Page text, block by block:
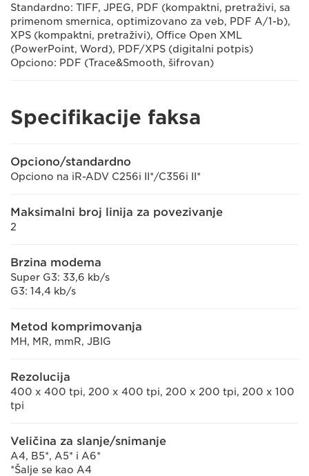
Standardno: TIFF, JPEG, PDF (kompaktni, pretraživi, sa
primenom smernica, optimizovano za veb, PDF A/1-b),
XPS (kompaktni, pretraživi), Office Open XML
(PowerPoint, Word), PDF/XPS (digitalni potpis)
Opciono: PDF (Trace&Smooth, šifrovan)
Specifikacije faksa
Opciono/standardno
Opciono na iR-ADV C256i II*/C356i II*
Maksimalni broj linija za povezivanje
2
Brzina modema
Super G3: 33,6 kb/s
G3: 14,4 kb/s
Metod komprimovanja
MH, MR, mmR, JBIG
Rezolucija
400 x 400 tpi, 200 x 400 tpi, 200 x 200 tpi, 200 x 100
tpi
Veličina za slanje/snimanje
A4, B5*, A5* i A6*
*Šalje se kao A4